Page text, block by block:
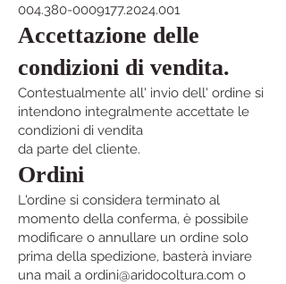
004.380-0009177.2024.001
Accettazione delle
condizioni di vendita.
Contestualmente all' invio dell' ordine si
intendono integralmente accettate le
condizioni di vendita
da parte del cliente.
Ordini
L'ordine si considera terminato al
momento della conferma, è possibile
modificare o annullare un ordine solo
prima della spedizione, basterà inviare
una mail a ordini@aridocoltura.com o